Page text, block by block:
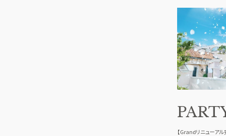
【Grandリニューア